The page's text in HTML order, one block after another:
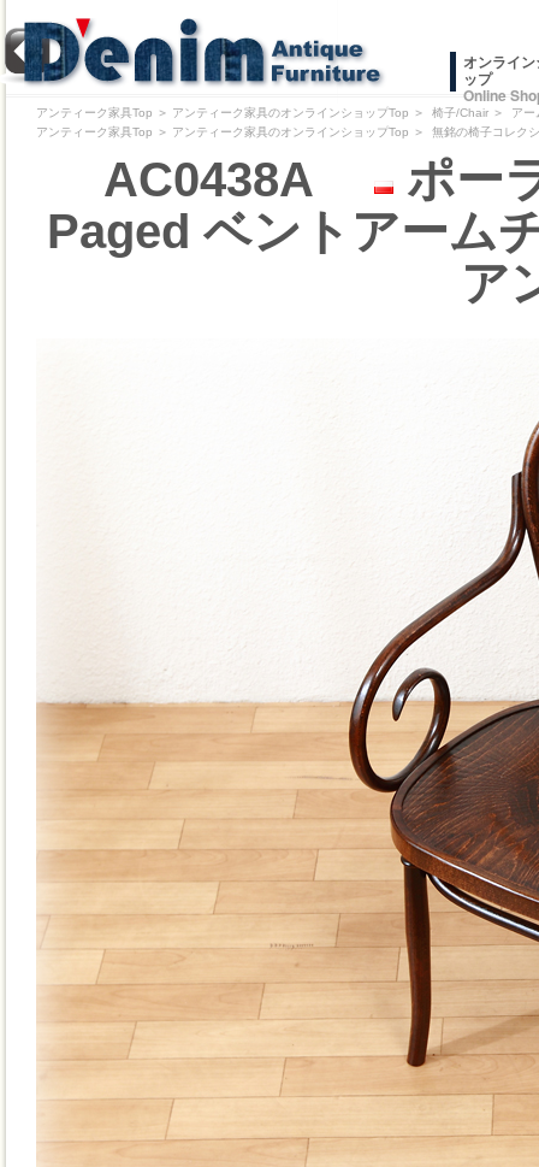
オンライ
ップ
Online
アンティーク家具Top ＞ アンティーク家具のオンラインショップTop ＞ 椅子/Chair ＞
アー
アンティーク家具Top ＞ アンティーク家具のオンラインショップTop ＞ 無銘の椅子コレク
AC0438A
ポー
Paged ベントアーム
ア